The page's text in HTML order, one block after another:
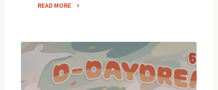
READ MORE